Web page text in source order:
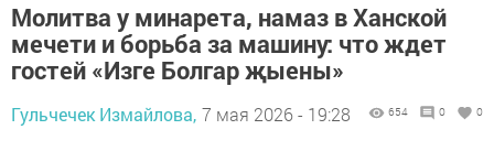
Молитва у минарета, намаз в Ханской
мечети и борьба за машину: что ждет
гостей «Изге Болгар җыены»
Гульчечек Измайлова, 7 мая 2026 - 19:28 654 0 0